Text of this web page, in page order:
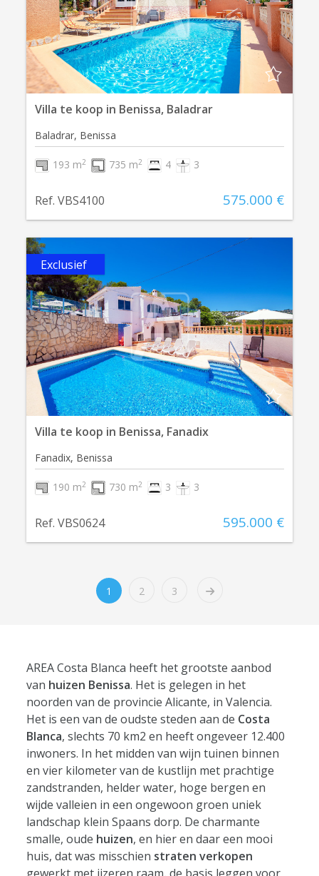
Villa te koop in Benissa, Baladrar
Baladrar, Benissa
193 m2 735 m2 4 3
Ref. VBS4100 575.000 €
Exclusief
Villa te koop in Benissa, Fanadix
Fanadix, Benissa
190 m2 730 m2 3 3
Ref. VBS0624 595.000 €
1 2 3
AREA Costa Blanca heeft het grootste aanbod
van huizen Benissa. Het is gelegen in het
noorden van de provincie Alicante, in Valencia.
Het is een van de oudste steden aan de Costa
Blanca, slechts 70 km2 en heeft ongeveer 12.400
inwoners. In het midden van wijn tuinen binnen
en vier kilometer van de kustlijn met prachtige
zandstranden, helder water, hoge bergen en
wijde valleien in een ongewoon groen uniek
landschap klein Spaans dorp. De charmante
smalle, oude huizen, en hier en daar een mooi
huis, dat was misschien straten verkopen